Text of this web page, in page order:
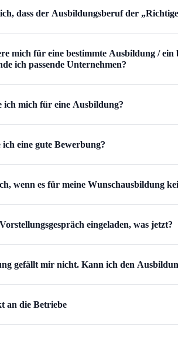
dass der Ausbildungsberuf der
mich für eine bestimmte Ausbildung /
ich passende Unternehmen?
ich mich für eine Ausbildung?
ich eine gute Bewerbung?
wenn es für meine Wunschausbildung
eingeladen, was jetzt?
gefällt mir nicht. Kann ich den
an die Betriebe